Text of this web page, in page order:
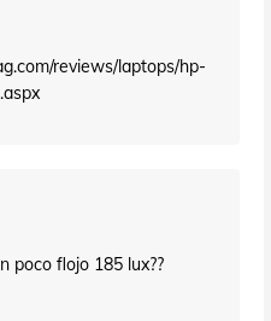
reviews/laptops/hp-
poco flojo 185 lux??